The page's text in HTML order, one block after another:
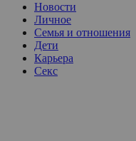
Новости
Личное
Семья и отношения
Дети
Карьера
Секс